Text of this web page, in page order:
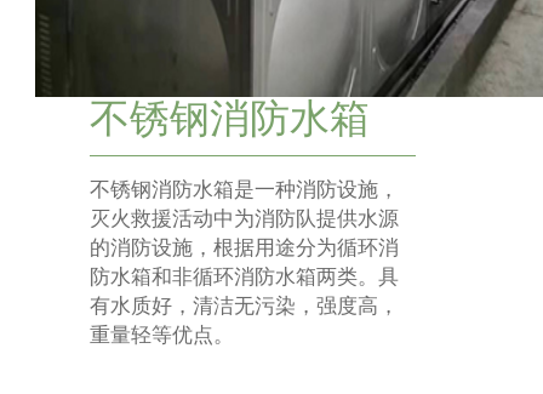
不锈钢消防水箱
不锈钢消防水箱是一种消防设施，
灭火救援活动中为消防队提供水源
的消防设施，根据用途分为循环消
防水箱和非循环消防水箱两类。具
有水质好，清洁无污染，强度高，
重量轻等优点。